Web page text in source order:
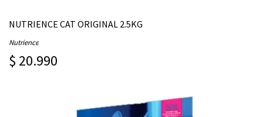
NUTRIENCE CAT ORIGINAL 2.5KG
Nutrience
$ 20.990